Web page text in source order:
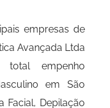
empresas de
Avançada Ltda
total empenho
em São
Facial, Depilação